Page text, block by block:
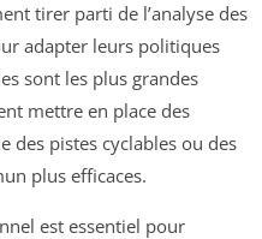
tirer parti de l’analyse des
adapter leurs politiques
sont les plus grandes
mettre en place des
des pistes cyclables ou des
plus efficaces.
est essentiel pour